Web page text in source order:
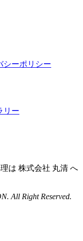
シーポリシー
リー
は 株式会社 丸清 へ
All Right Reserved.